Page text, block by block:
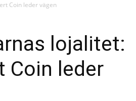
Coin leder vägen
lojalitet:
Coin leder